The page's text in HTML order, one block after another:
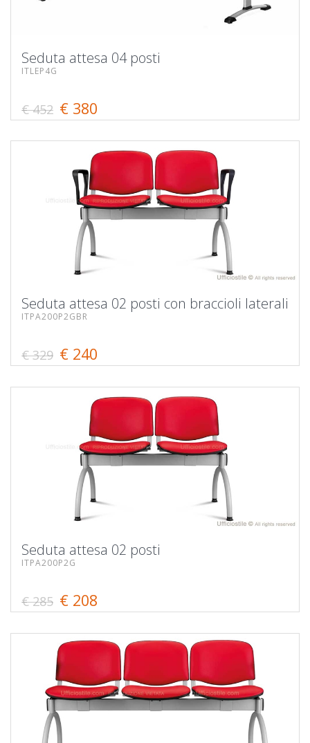
Seduta attesa 04 posti
ITLEP4G
€ 452 € 380
Seduta attesa 02 posti con braccioli laterali
ITPA200P2GBR
€ 329 € 240
Seduta attesa 02 posti
ITPA200P2G
€ 285 € 208